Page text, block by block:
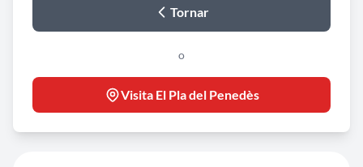
Tornar
o
Visita El Pla del Penedès